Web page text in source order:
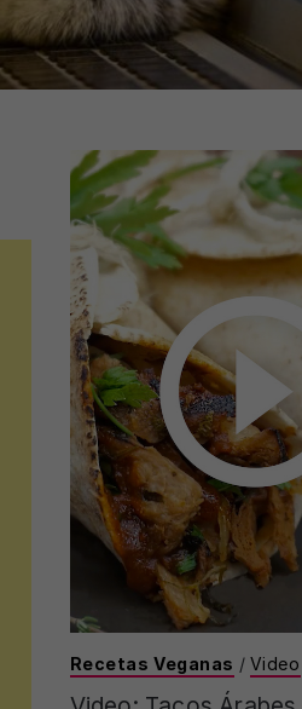
Recetas Veganas / Video